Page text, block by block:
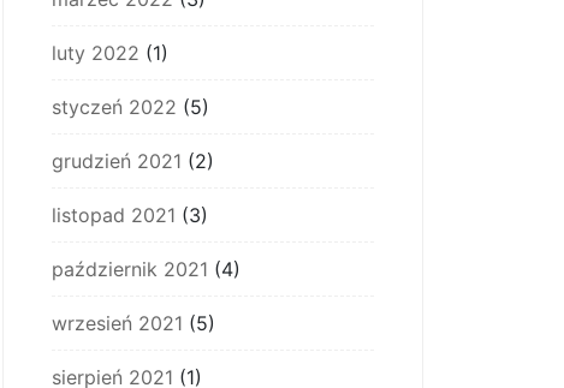
luty 2022 (1)
styczeń 2022 (5)
grudzień 2021 (2)
listopad 2021 (3)
październik 2021 (4)
wrzesień 2021 (5)
sierpień 2021 (1)